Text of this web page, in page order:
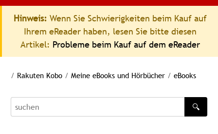
Hinweis: Wenn Sie Schwierigkeiten beim Kauf auf
Ihrem eReader haben, lesen Sie bitte diesen
Artikel: Probleme beim Kauf auf dem eReader
/ Rakuten Kobo / Meine eBooks und Hörbücher / eBooks
recherche
🔍